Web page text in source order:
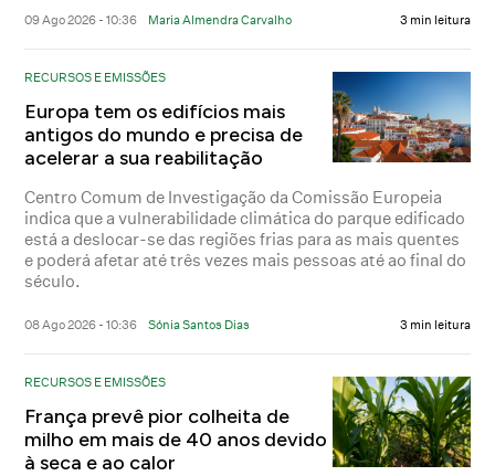
09 Ago 2026 - 10:36 Maria Almendra Carvalho 3 min leitura
RECURSOS E EMISSÕES
Europa tem os edifícios mais
antigos do mundo e precisa de
acelerar a sua reabilitação
Centro Comum de Investigação da Comissão Europeia
indica que a vulnerabilidade climática do parque edificado
está a deslocar-se das regiões frias para as mais quentes
e poderá afetar até três vezes mais pessoas até ao final do
século.
08 Ago 2026 - 10:36 Sónia Santos Dias 3 min leitura
RECURSOS E EMISSÕES
França prevê pior colheita de
milho em mais de 40 anos devido
à seca e ao calor